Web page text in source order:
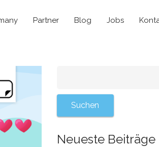
Partner Blog Jobs
Neueste Beiträge